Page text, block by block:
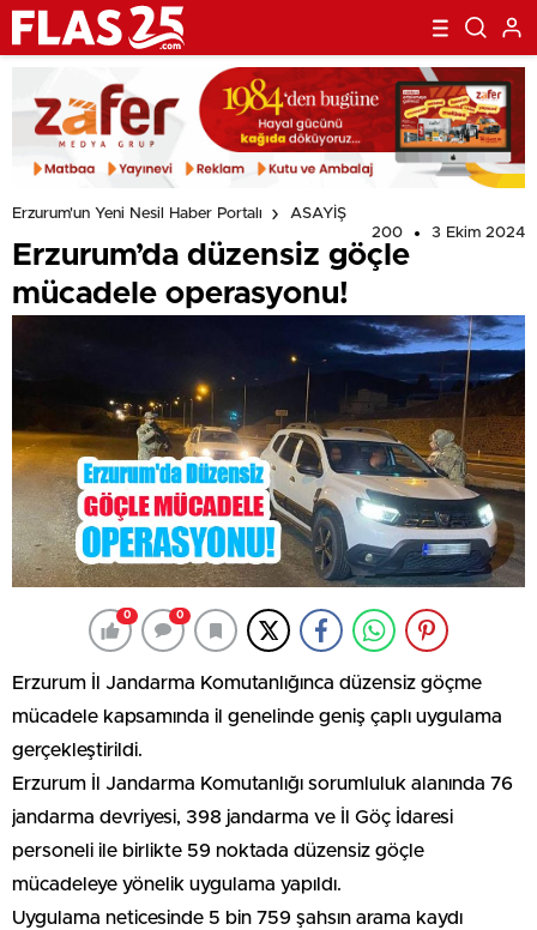
Erzurum'un Yeni Nesil Haber Portalı
ASAYİŞ
200
3 Ekim 2024
Erzurum’da düzensiz göçle
mücadele operasyonu!
0 0
Erzurum İl Jandarma Komutanlığınca düzensiz göçme
mücadele kapsamında il genelinde geniş çaplı uygulama
gerçekleştirildi.
Erzurum İl Jandarma Komutanlığı sorumluluk alanında 76
jandarma devriyesi, 398 jandarma ve İl Göç İdaresi
personeli ile birlikte 59 noktada düzensiz göçle
mücadeleye yönelik uygulama yapıldı.
Uygulama neticesinde 5 bin 759 şahsın arama kaydı